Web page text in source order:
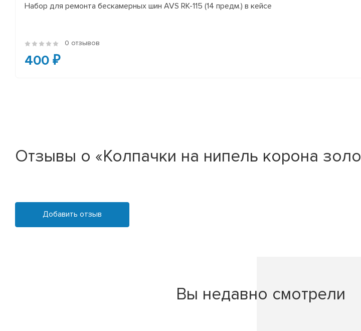
Набор для ремонта бескамерных шин AVS RK-115 (14 предм.) в кейсе
0 отзывов
400 ₽
Отзывы о «Колпачки на нипель корона
Добавить отзыв
Вы недавно смотрели